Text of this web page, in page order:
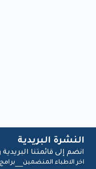
النشرة البريدية
انضم إلى قائمتنا
اخر الاطباء المنضمين